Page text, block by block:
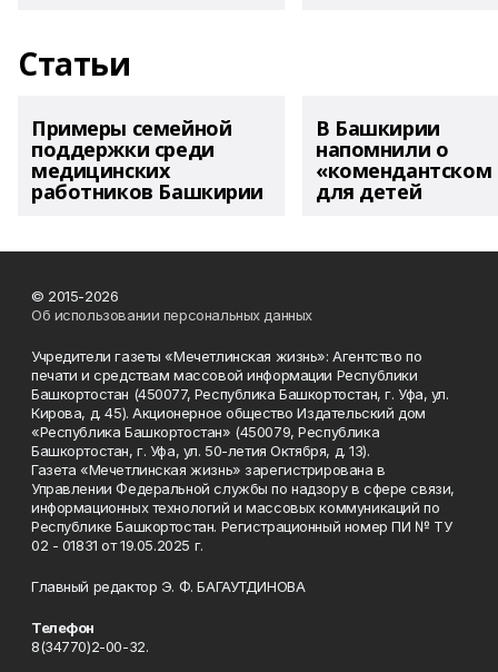
Статьи
Примеры семейной
поддержки среди
медицинских
работников Башкирии
В Башкирии
напомнили о
«комендантском
для детей
© 2015-2026
Об использовании персональных данных
Учредители газеты «Мечетлинская жизнь»: Агентство по
печати и средствам массовой информации Республики
Башкортостан (450077, Республика Башкортостан, г. Уфа, ул.
Кирова, д. 45). Акционерное общество Издательский дом
«Республика Башкортостан» (450079, Республика
Башкортостан, г. Уфа, ул. 50-летия Октября, д. 13).
Газета «Мечетлинская жизнь» зарегистрирована в
Управлении Федеральной службы по надзору в сфере связи,
информационных технологий и массовых коммуникаций по
Республике Башкортостан. Регистрационный номер ПИ № ТУ
02 - 01831 от 19.05.2025 г.
Главный редактор Э. Ф. БАГАУТДИНОВА
Телефон
8(34770)2-00-32.